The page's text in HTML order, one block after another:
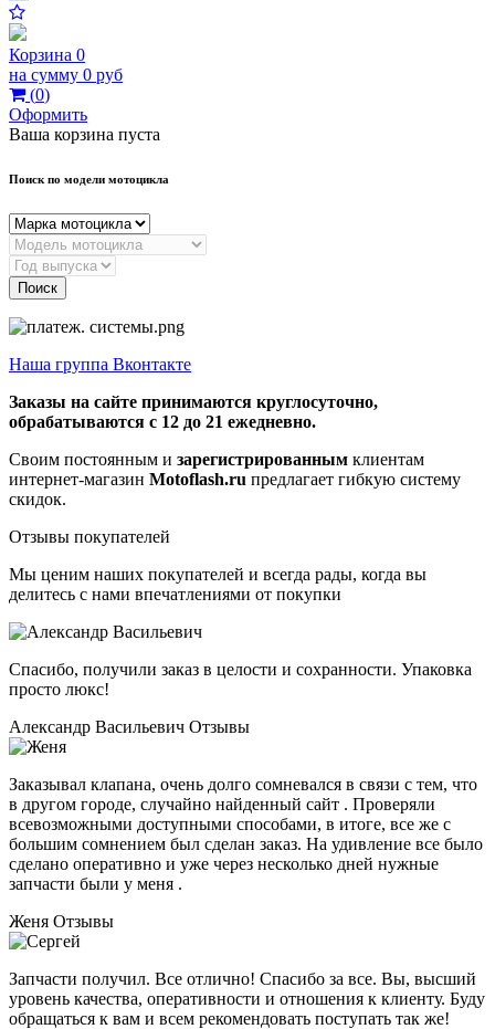
Корзина 0
на сумму 0 руб
(0)
Оформить
Ваша корзина пуста
Поиск по модели мотоцикла
Поиск
Наша группа Вконтакте
Заказы на сайте принимаются круглосуточно,
обрабатываются с 12 до 21 ежедневно.
Своим постоянным и зарегистрированным клиентам
интернет-магазин Motoflash.ru предлагает гибкую систему
скидок.
Отзывы покупателей
Мы ценим наших покупателей и всегда рады, когда вы
делитесь с нами впечатлениями от покупки
Спасибо, получили заказ в целости и сохранности. Упаковка
просто люкс!
Александр Васильевич Отзывы
Заказывал клапана, очень долго сомневался в связи с тем, что
в другом городе, случайно найденный сайт . Проверяли
всевозможными доступными способами, в итоге, все же с
большим сомнением был сделан заказ. На удивление все было
сделано оперативно и уже через несколько дней нужные
запчасти были у меня .
Женя Отзывы
Запчасти получил. Все отлично! Спасибо за все. Вы, высший
уровень качества, оперативности и отношения к клиенту. Буду
обращаться к вам и всем рекомендовать поступать так же!